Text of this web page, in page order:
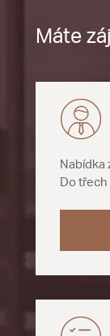
Máte
Nabídka
Do třech